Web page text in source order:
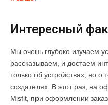
Интересный
Мы очень глубоко изучаем
рассказываем, и достаем
только об устройствах, но о
создателях. В этот раз, на
Misfit, при оформлении